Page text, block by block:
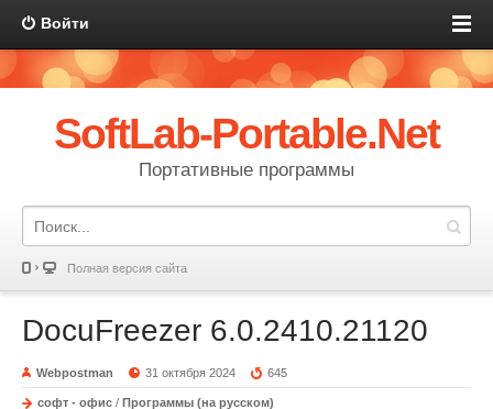
Войти
SoftLab-Portable.Net
Портативные программы
Полная версия сайта
DocuFreezer 6.0.2410.21120
Webpostman 31 октября 2024 645
софт - офис / Программы (на русском)